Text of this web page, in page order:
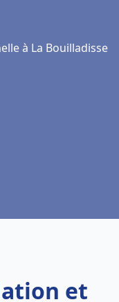
à La Bouilladisse
et